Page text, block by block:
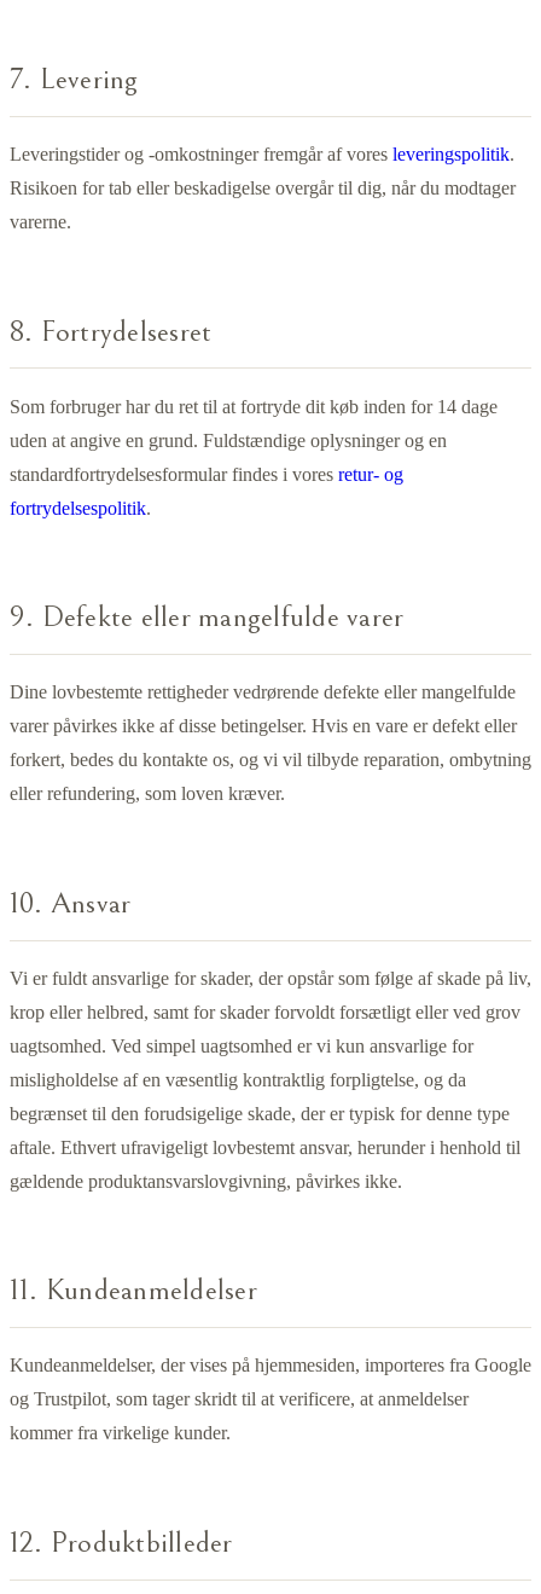
7. Levering
Leveringstider og -omkostninger fremgår af vores leveringspolitik.
Risikoen for tab eller beskadigelse overgår til dig, når du modtager
varerne.
8. Fortrydelsesret
Som forbruger har du ret til at fortryde dit køb inden for 14 dage
uden at angive en grund. Fuldstændige oplysninger og en
standardfortrydelsesformular findes i vores retur- og
fortrydelsespolitik.
9. Defekte eller mangelfulde varer
Dine lovbestemte rettigheder vedrørende defekte eller mangelfulde
varer påvirkes ikke af disse betingelser. Hvis en vare er defekt eller
forkert, bedes du kontakte os, og vi vil tilbyde reparation, ombytning
eller refundering, som loven kræver.
10. Ansvar
Vi er fuldt ansvarlige for skader, der opstår som følge af skade på liv,
krop eller helbred, samt for skader forvoldt forsætligt eller ved grov
uagtsomhed. Ved simpel uagtsomhed er vi kun ansvarlige for
misligholdelse af en væsentlig kontraktlig forpligtelse, og da
begrænset til den forudsigelige skade, der er typisk for denne type
aftale. Ethvert ufravigeligt lovbestemt ansvar, herunder i henhold til
gældende produktansvarslovgivning, påvirkes ikke.
11. Kundeanmeldelser
Kundeanmeldelser, der vises på hjemmesiden, importeres fra Google
og Trustpilot, som tager skridt til at verificere, at anmeldelser
kommer fra virkelige kunder.
12. Produktbilleder